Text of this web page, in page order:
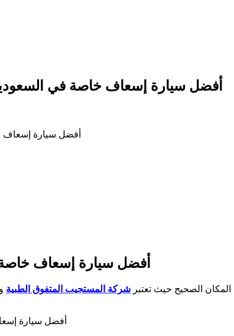
أفضل سيارة إسعاف خاصة في السعودية –
أفضل سيارة إسعاف
أفضل سيارة إسعاف
الصحيح حيث تعتبر شركة المستجيب المتفوق الطبية